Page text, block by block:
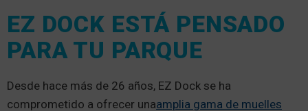
EZ DOCK ESTÁ PENSADO
PARA TU PARQUE
Desde hace más de 26 años, EZ Dock se ha
comprometido a ofrecer unaamplia gama de muelles